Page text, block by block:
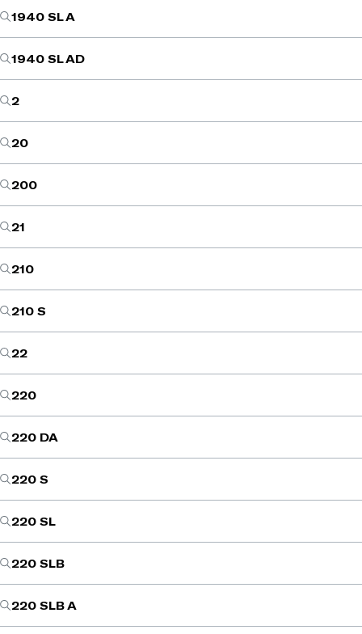
1940 SL A
1940 SL AD
2
20
200
21
210
210 S
22
220
220 DA
220 S
220 SL
220 SLB
220 SLB A